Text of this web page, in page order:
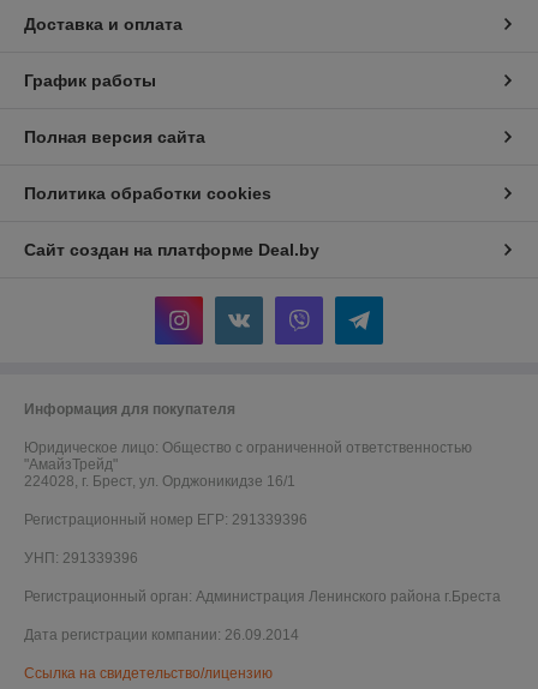
Доставка и оплата
График работы
Полная версия сайта
Политика обработки cookies
Сайт создан на платформе Deal.by
Информация для покупателя
Юридическое лицо: Общество с ограниченной ответственностью
"АмайзТрейд"
224028, г. Брест, ул. Орджоникидзе 16/1
Регистрационный номер ЕГР: 291339396
УНП: 291339396
Регистрационный орган: Администрация Ленинского района г.Бреста
Дата регистрации компании: 26.09.2014
Ссылка на свидетельство/лицензию